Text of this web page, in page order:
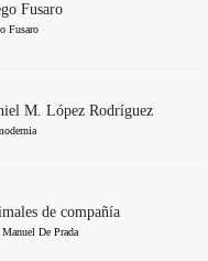
Fusaro
Fusaro
M. López Rodríguez
de compañía
Manuel De Prada